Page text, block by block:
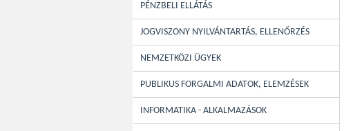
PÉNZBELI ELLÁTÁS
JOGVISZONY NYILVÁNTARTÁS, ELLENŐRZÉS
NEMZETKÖZI ÜGYEK
PUBLIKUS FORGALMI ADATOK, ELEMZÉSEK
INFORMATIKA - ALKALMAZÁSOK